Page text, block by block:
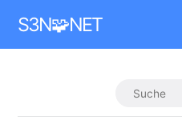
S3N🧩NET